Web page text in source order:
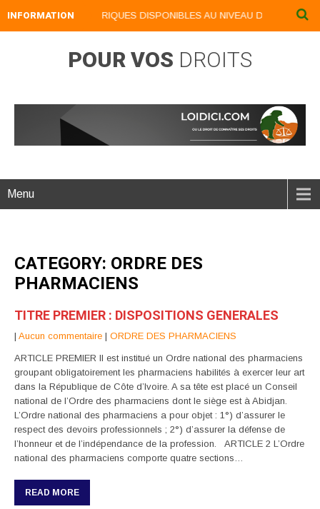
INFORMATION
NOS LIVRES NUMERIQUES DISPONIBLES AU NIVEAU DU MENU
POUR VOS DROITS
Menu
CATEGORY: ORDRE DES
PHARMACIENS
TITRE PREMIER : DISPOSITIONS GENERALES
| Aucun commentaire | ORDRE DES PHARMACIENS
ARTICLE PREMIER Il est institué un Ordre national des pharmaciens
groupant obligatoirement les pharmaciens habilités à exercer leur art
dans la République de Côte d’Ivoire. A sa tête est placé un Conseil
national de l’Ordre des pharmaciens dont le siège est à Abidjan.
L’Ordre national des pharmaciens a pour objet : 1°) d’assurer le
respect des devoirs professionnels ; 2°) d’assurer la défense de
l’honneur et de l’indépendance de la profession. ARTICLE 2 L’Ordre
national des pharmaciens comporte quatre sections…
READ MORE